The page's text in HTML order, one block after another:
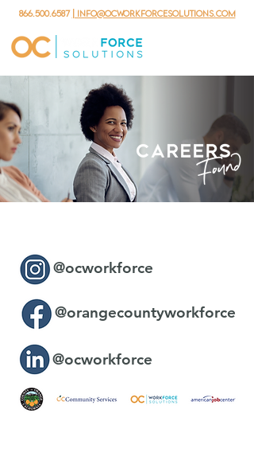
866.500.6587 | info@ocworkforcesolutions.com
@ocworkforce
@orangecountyworkforce
@ocworkforce